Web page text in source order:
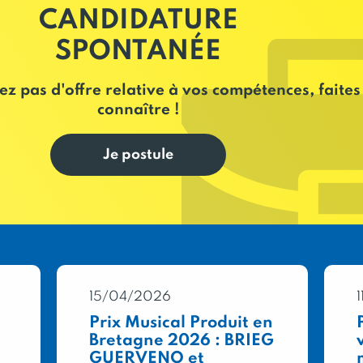
CANDIDATURE
SPONTANÉE
pas d'offre relative à vos compétences, faites
connaître !
Je postule
15/04/2026
Prix Musical Produit en
Bretagne 2026 : BRIEG
GUERVENO et